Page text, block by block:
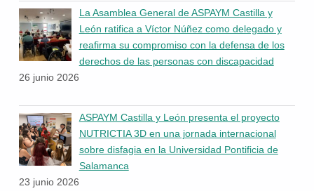
La Asamblea General de ASPAYM Castilla y
León ratifica a Víctor Núñez como delegado y
reafirma su compromiso con la defensa de los
derechos de las personas con discapacidad
26 junio 2026
ASPAYM Castilla y León presenta el proyecto
NUTRICTIA 3D en una jornada internacional
sobre disfagia en la Universidad Pontificia de
Salamanca
23 junio 2026